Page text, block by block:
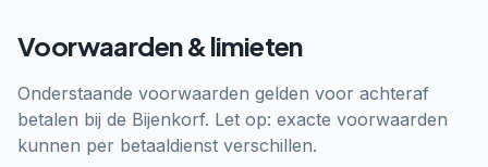
Voorwaarden & limieten
Onderstaande voorwaarden gelden voor achteraf
betalen bij de Bijenkorf. Let op: exacte voorwaarden
kunnen per betaaldienst verschillen.